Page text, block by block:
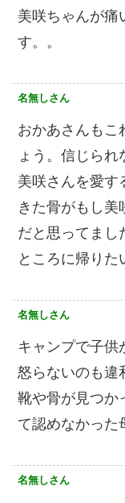
美咲ちゃんが痛
す。。
名無しさん
おかあさんも
ょう。信じら
美咲さんを愛す
きた骨がもし美
だと思ってまし
ところに帰りた
名無しさん
キャンプで子供
怒らないのも違
靴や骨が見つか
て認めなかった
名無しさん